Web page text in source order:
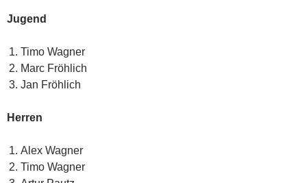
Jugend
Timo Wagner
Marc Fröhlich
Jan Fröhlich
Herren
Alex Wagner
Timo Wagner